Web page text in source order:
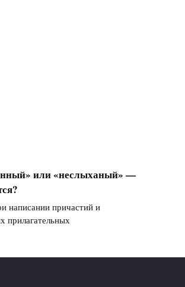
или «неслыханый» —
написании причастий и
прилагательных